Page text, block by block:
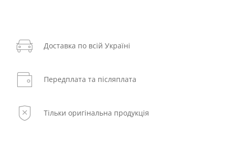
Доставка по всій Україні
Передплата та післяплата
Тільки оригінальна продукція